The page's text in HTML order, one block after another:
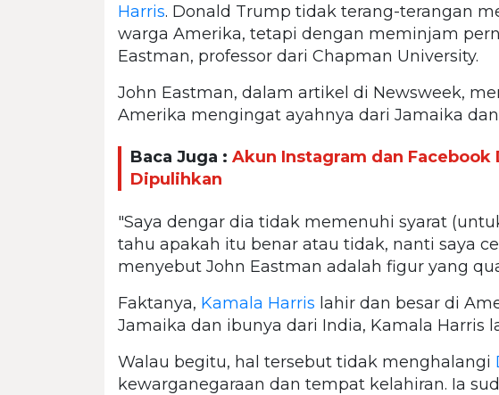
Harris. Donald Trump tidak terang-terangan
warga Amerika, tetapi dengan meminjam
Eastman, professor dari Chapman University.
John Eastman, dalam artikel di Newsweek,
Amerika mengingat ayahnya dari Jamaika
Baca Juga : Akun Instagram dan Facebook
Dipulihkan
"Saya dengar dia tidak memenuhi syarat
tahu apakah itu benar atau tidak, nanti saya
menyebut John Eastman adalah figur yang
Faktanya, Kamala Harris lahir dan besar di
Jamaika dan ibunya dari India, Kamala Harris
Walau begitu, hal tersebut tidak menghalangi
kewarganegaraan dan tempat kelahiran. Ia